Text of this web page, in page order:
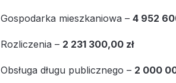
Gospodarka mieszkaniowa – 4 952
Rozliczenia – 2 231 300,00 zł
Obsługa długu publicznego – 2 000